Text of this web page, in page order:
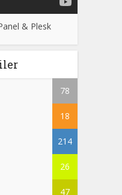
& Plesk
78
18
214
26
47